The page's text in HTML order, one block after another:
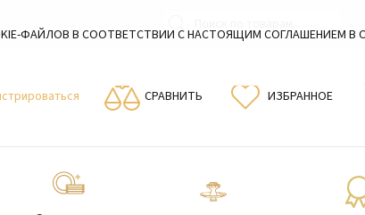
СРАВНИТЬ ИЗБРАННОЕ
ФАЙЛОВ В СООТВЕТСТВИИ С НАСТОЯЩИМ СОГЛАШЕНИЕМ